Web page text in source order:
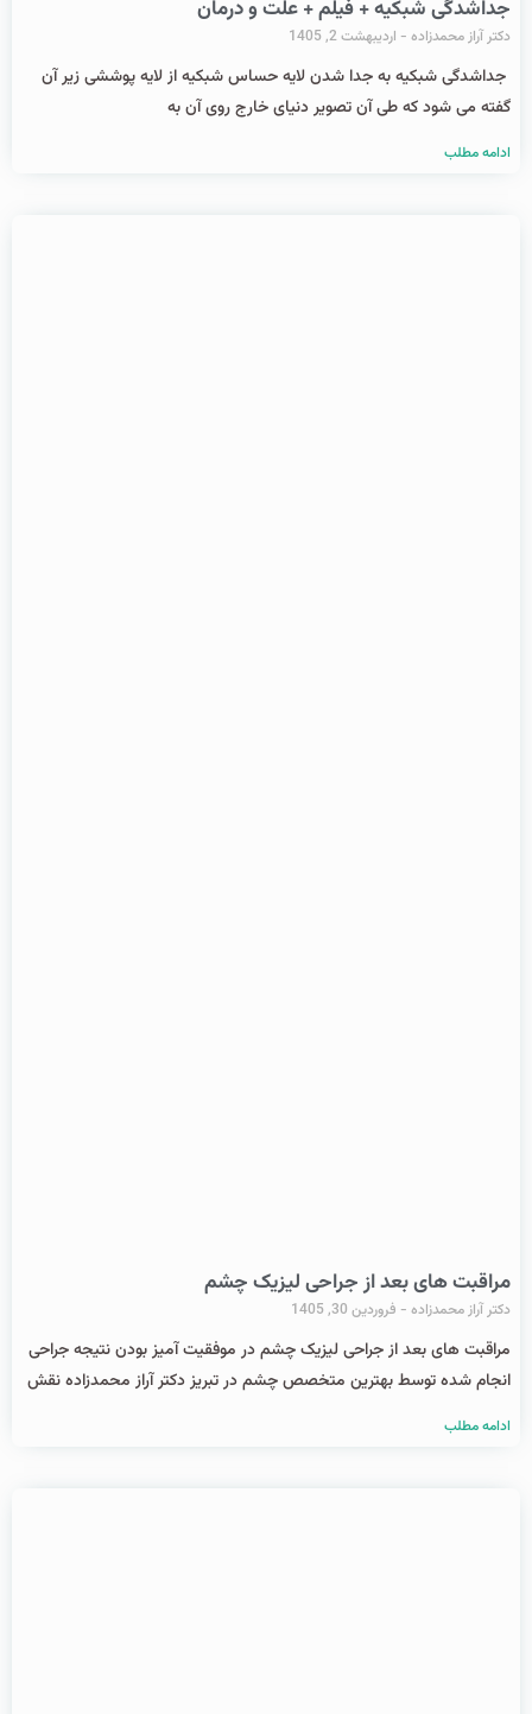
جداشدگی شبکیه + فیلم + علت و درمان
دکتر آراز محمدزاده اردیبهشت 2, 1405
جداشدگی شبکیه به جدا شدن لایه حساس شبکیه از لایه پوششی زیر آن
گفته می شود که طی آن تصویر دنیای خارج روی آن به
ادامه مطلب
مراقبت های بعد از جراحی لیزیک چشم
دکتر آراز محمدزاده فروردین 30, 1405
مراقبت های بعد از جراحی لیزیک چشم در موفقیت آمیز بودن نتیجه جراحی
انجام شده توسط بهترین متخصص چشم در تبریز دکتر آراز محمدزاده نقش
ادامه مطلب